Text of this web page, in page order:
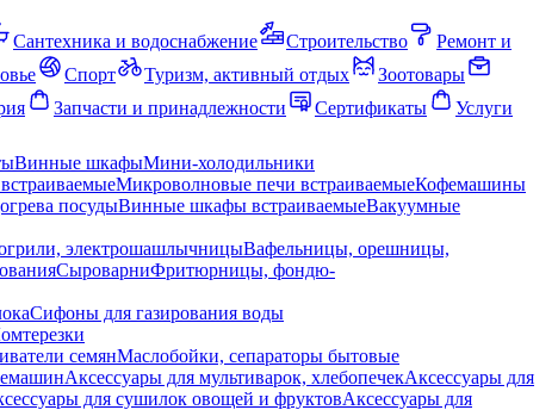
Сантехника и водоснабжение Строительство
Ремонт и
Спорт Туризм, активный отдых
Зоотовары
Запчасти и принадлежности Сертификаты
Услуги
Винные шкафыМини-холодильники
Микроволновые печи встраиваемыеКофемашины
посудыВинные шкафы встраиваемыеВакуумные
электрошашлычницыВафельницы, орешницы,
СыроварниФритюрницы, фондю-
Сифоны для газирования воды
семянМаслобойки, сепараторы бытовые
Аксессуары для мультиварок, хлебопечекАксессуары для
для сушилок овощей и фруктовАксессуары для